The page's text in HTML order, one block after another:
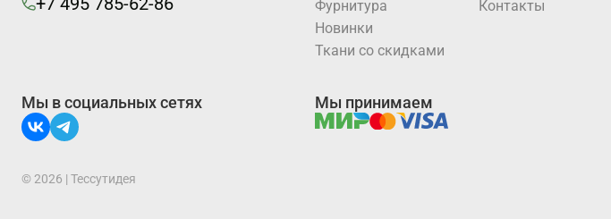
Фурнитура
Новинки
Ткани со скидками
Контакты
Мы в социальных сетях Мы принимаем
© 2026 | Тессутидея